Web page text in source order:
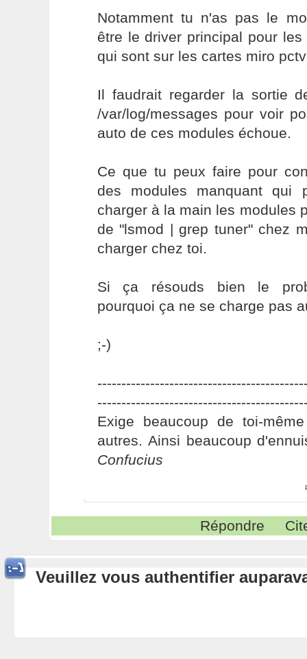
Notamment tu n'as pas le
être le driver principal pour
qui sont sur les cartes miro
Il faudrait regarder la sortie
/var/log/messages pour voir
auto de ces modules échoue.
Ce que tu peux faire pour
des modules manquant qui
charger à la main les modules
de "lsmod | grep tuner" chez
charger chez toi.
Si ça résouds bien le
pourquoi ça ne se charge pas
;-)
Exige beaucoup de toi-
autres. Ainsi beaucoup
Confucius
Répondre
Veuillez vous authentifier